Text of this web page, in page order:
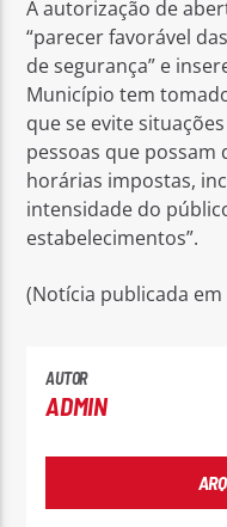
A autorização de
“parecer favorável
de segurança” e
Município tem
que se evite
pessoas que
horárias impostas,
intensidade do
estabelecimentos”.
(Notícia publicada em
AUTOR
ADMIN